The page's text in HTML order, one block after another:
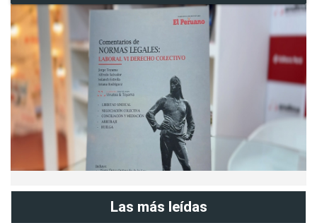
Las más leídas